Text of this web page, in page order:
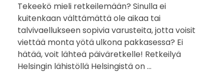
Tekeekö mieli retkeilemään? Sinulla ei
kuitenkaan välttämättä ole aikaa tai
talvivaellukseen sopivia varusteita, jotta voisit
viettää monta yötä ulkona pakkasessa? Ei
hätää, voit lähteä päiväretkelle! Retkeilyä
Helsingin lähistöllä Helsingistä on ...